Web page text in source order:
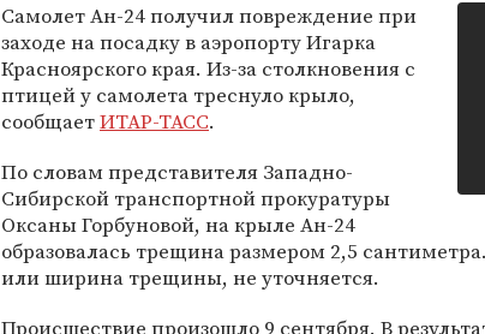
Самолет Ан-24 получил повреждение при
заходе на посадку в аэропорту Игарка
Красноярского края. Из-за столкновения с
птицей у самолета треснуло крыло,
сообщаетИТАР-ТАСС.
По словам представителя Западно-
Сибирской транспортной прокуратуры
Оксаны Горбуновой, на крыле Ан-24
образовалась трещина размером 2,5
или ширина трещины, не уточняется.
Происшествие произошло 9 сентября. В